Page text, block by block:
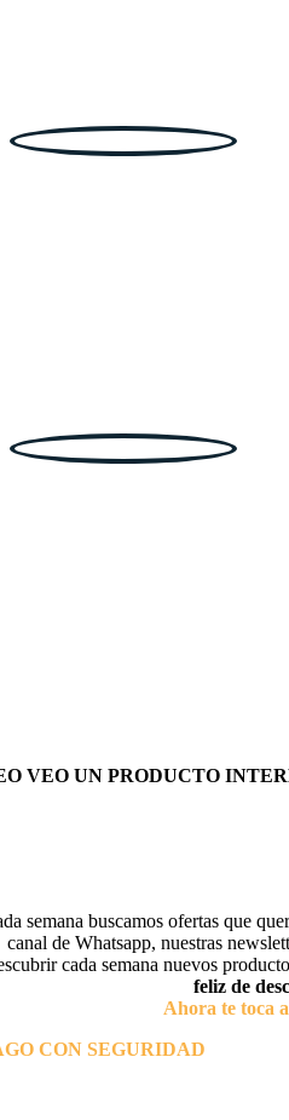
VEO UN PRODUCTO
semana buscamos ofertas que
canal de Whatsapp, nuestras
cada semana nuevos
feliz de
Ahora te toca
CON SEGURIDAD